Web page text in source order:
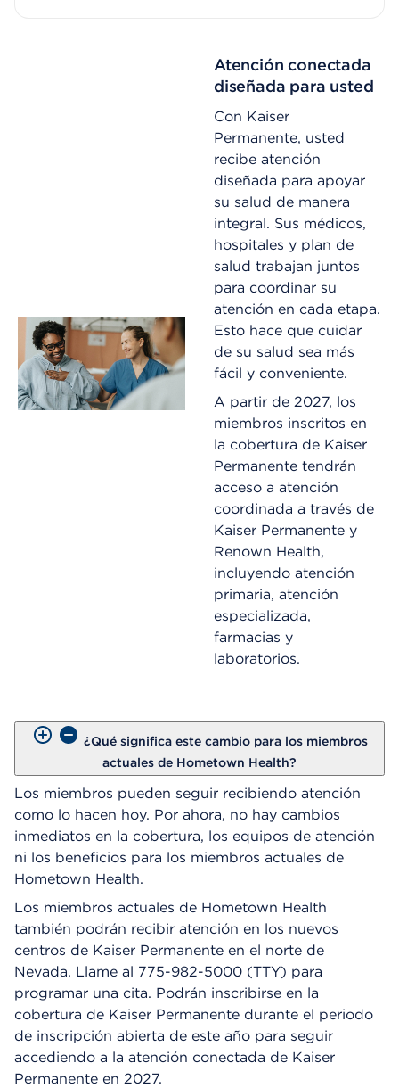
Atención conectada
diseñada para usted
Con Kaiser
Permanente, usted
recibe atención
diseñada para apoyar
su salud de manera
integral. Sus médicos,
hospitales y plan de
salud trabajan juntos
para coordinar su
atención en cada etapa.
Esto hace que cuidar
de su salud sea más
fácil y conveniente.
A partir de 2027, los
miembros inscritos en
la cobertura de Kaiser
Permanente tendrán
acceso a atención
coordinada a través de
Kaiser Permanente y
Renown Health,
incluyendo atención
primaria, atención
especializada,
farmacias y
laboratorios.
¿Qué significa este cambio para los miembros
actuales de Hometown Health?
Los miembros pueden seguir recibiendo atención
como lo hacen hoy. Por ahora, no hay cambios
inmediatos en la cobertura, los equipos de atención
ni los beneficios para los miembros actuales de
Hometown Health.
Los miembros actuales de Hometown Health
también podrán recibir atención en los nuevos
centros de Kaiser Permanente en el norte de
Nevada. Llame al 775-982-5000 (TTY) para
programar una cita. Podrán inscribirse en la
cobertura de Kaiser Permanente durante el periodo
de inscripción abierta de este año para seguir
accediendo a la atención conectada de Kaiser
Permanente en 2027.